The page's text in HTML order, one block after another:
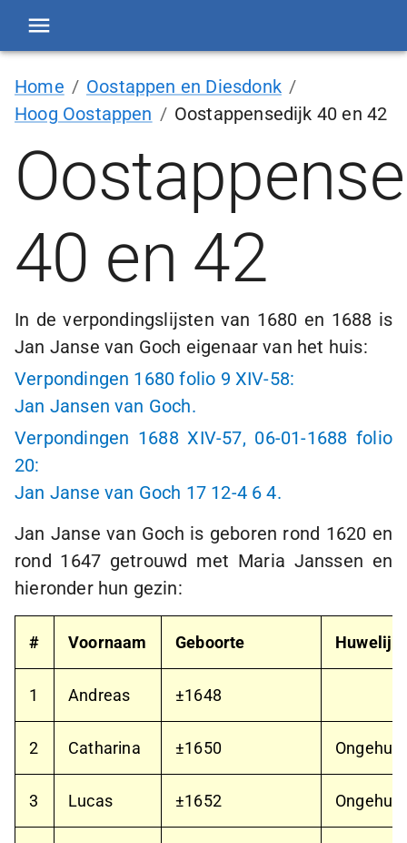
Home / Oostappen en Diesdonk /
Hoog Oostappen / Oostappensedijk 40 en 42
40 en 42
In de verpondingslijsten van 1680 en 1688 is
Jan Janse van Goch eigenaar van het huis:
Verpondingen 1680 folio 9 XIV-58:
Jan Jansen van Goch.
Verpondingen 1688 XIV-57, 06-01-1688 folio
20:
Jan Janse van Goch 17 12-46 4.
Jan Janse van Goch is geboren rond 1620 en
rond 1647 getrouwd met Maria Janssen en
hieronder hun gezin:
# Voornaam Geboorte Huwelijk
1 Andreas ±1648
2 Catharina ±1650
3 Lucas ±1652